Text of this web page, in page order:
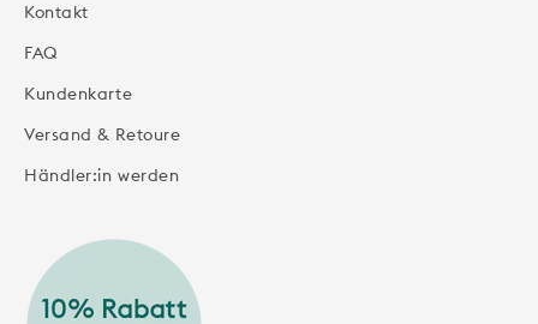
Kontakt
FAQ
Kundenkarte
Versand & Retoure
Händler:in werden